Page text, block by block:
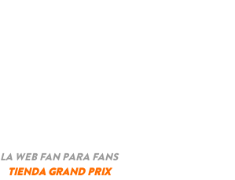
LA WEB FAN PARA FANS
TIENDA GRAND PRIX